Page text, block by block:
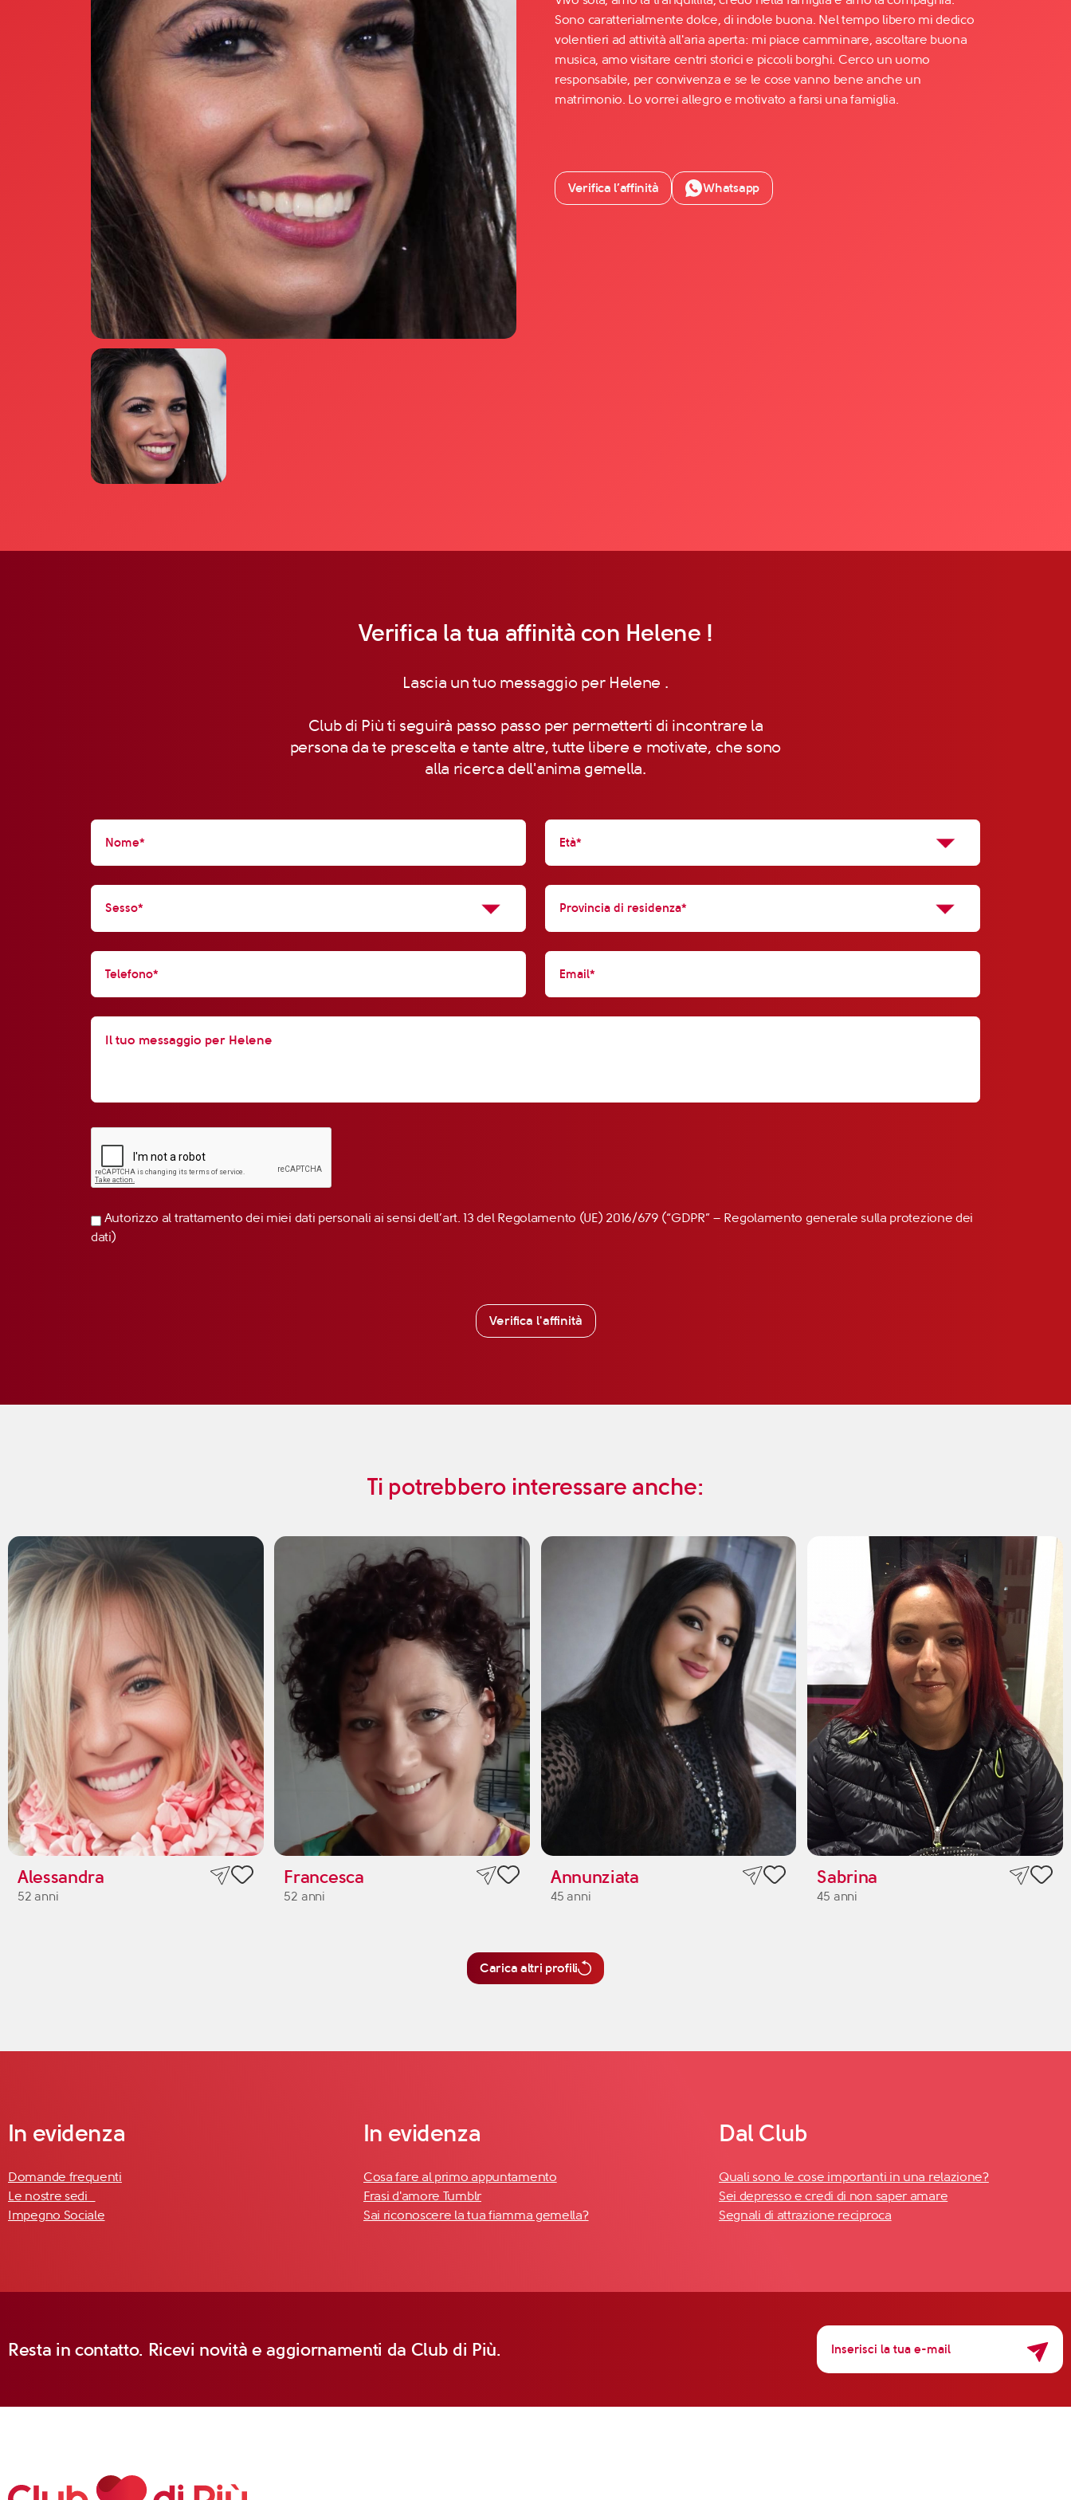
Facebook
YouTube
Instagram
Sono caratterialmente dolce, di indole buona. Nel tempo libero mi dedico
volentieri ad attività all'aria aperta: mi piace camminare, ascoltare buona
musica, amo visitare centri storici e piccoli borghi. Cerco un uomo
responsabile, per convivenza e se le cose vanno bene anche un
matrimonio. Lo vorrei allegro e motivato a farsi una famiglia.
Verifica l’affinità Whatsapp
Verifica la tua affinità con Helene !
Lascia un tuo messaggio per Helene .
Club di Più ti seguirà passo passo per permetterti di incontrare la
persona da te prescelta e tante altre, tutte libere e motivate, che sono
alla ricerca dell'anima gemella.
Autorizzo al trattamento dei miei dati personali ai sensi dell’art. 13 del Regolamento (UE) 2016/679 (“GDPR” – Regolamento generale sulla protezione dei
dati)
Verifica l'affinità
Ti potrebbero interessare anche:
Alessandra
52 anni
Francesca
52 anni
Annunziata
45 anni
Sabrina
45 anni
Carica altri profili
In evidenza
Domande frequenti
Le nostre sedi
Impegno Sociale
In evidenza
Cosa fare al primo appuntamento
Frasi d'amore Tumblr
Sai riconoscere la tua fiamma gemella?
Dal Club
Quali sono le cose importanti in una relazione?
Sei depresso e credi di non saper amare
Segnali di attrazione reciproca
Resta in contatto. Ricevi novità e aggiornamenti da Club di Più.